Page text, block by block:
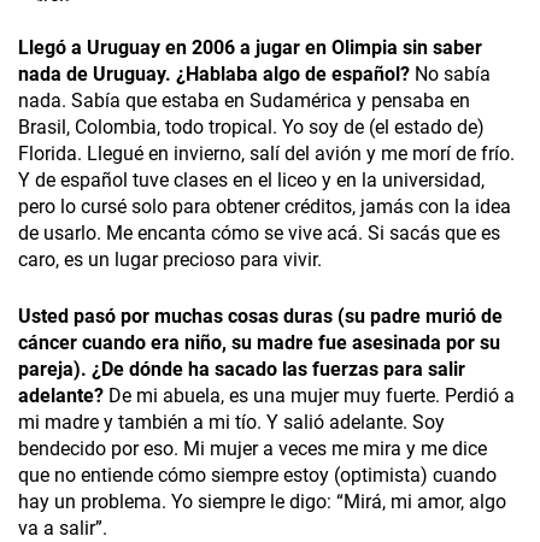
Llegó a Uruguay en 2006 a jugar en Olimpia sin saber
nada de Uruguay. ¿Hablaba algo de español? No sabía
nada. Sabía que estaba en Sudamérica y pensaba en
Brasil, Colombia, todo tropical. Yo soy de (el estado de)
Florida. Llegué en invierno, salí del avión y me morí de frío.
Y de español tuve clases en el liceo y en la universidad,
pero lo cursé solo para obtener créditos, jamás con la idea
de usarlo. Me encanta cómo se vive acá. Si sacás que es
caro, es un lugar precioso para vivir.
Usted pasó por muchas cosas duras (su padre murió de
cáncer cuando era niño, su madre fue asesinada por su
pareja). ¿De dónde ha sacado las fuerzas para salir
adelante? De mi abuela, es una mujer muy fuerte. Perdió a
mi madre y también a mi tío. Y salió adelante. Soy
bendecido por eso. Mi mujer a veces me mira y me dice
que no entiende cómo siempre estoy (optimista) cuando
hay un problema. Yo siempre le digo: “Mirá, mi amor, algo
va a salir”.